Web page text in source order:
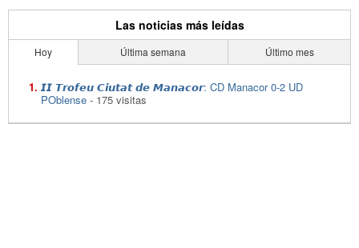
Las noticias más leídas
Hoy Última semana Último mes
𝙄𝙄 𝙏𝙧𝙤𝙛𝙚𝙪 𝘾𝙞𝙪𝙩𝙖𝙩 𝙙𝙚 𝙈𝙖𝙣𝙖𝙘𝙤𝙧: CD Manacor 0-2 UD
POblense - 175 visitas